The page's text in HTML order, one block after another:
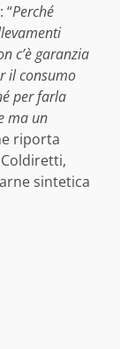
: “Perché
c’è garanzia
il consumo
per farla
ma un
riporta
sintetica